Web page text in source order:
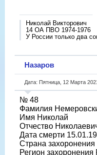
Николай Викторович
14 ОА ПВО 1974-1976
У России только два
Назаров
Дата: Пятница, 12 Марта
№ 48
Фамилия
Имя Николай
Отчество
Дата смерти
Страна захоронения
Регион захоронения